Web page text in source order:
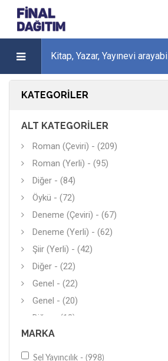
KATEGORILER
ALT KATEGORILER
Roman (Çeviri) - (209)
Roman (Yerli) - (95)
Diğer - (84)
Öykü - (72)
Deneme (Çeviri) - (67)
Deneme (Yerli) - (62)
Şiir (Yerli) - (42)
Diğer - (22)
Genel - (22)
Genel - (20)
Diğer - (18)
Araştırma-İnceleme - (16)
Kişisel-Bireysel Gelişim - (13)
MARKA
Sel Yayıncılık - (998)